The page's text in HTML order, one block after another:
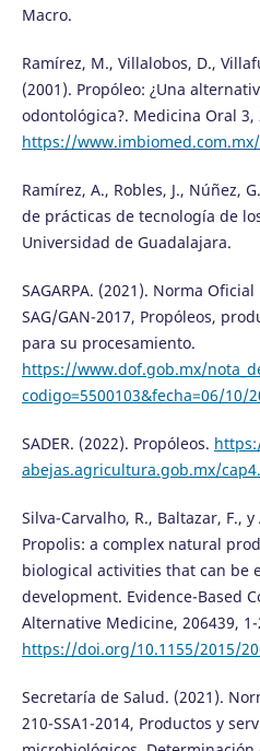
Macro.
Ramírez, M., Villalobos, D.,
(2001). Propóleo: ¿Una
odontológica?. Medicina Oral 3,
https://
Ramírez, A., Robles, J., Núñez,
de prácticas de tecnología de
Universidad de Guadalajara.
SAGARPA. (2021). Norma
SAG/GAN-2017, Propóleos,
para su procesamiento.
https://www.dof.gob.mx/
codigo=5500103&fecha=06/10/
SADER. (2022). Propóleos.
abejas.agricultura.gob.mx/
Silva-Carvalho, R., Baltazar, F.,
Propolis: a complex natural
biological activities that can be
development. Evidence-Based
Alternative Medicine, 206439, 1-
https://doi.org/10.1155/2015/
Secretaría de Salud. (2021).
210-SSA1-2014, Productos y